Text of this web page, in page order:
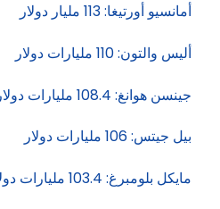
أمانسيو أورتيغا: 113 مليار دولار
أليس والتون: 110 مليارات دولار
جينسن هوانغ: 108.4 مليارات دولار
بيل جيتس: 106 مليارات دولار
مايكل بلومبرغ: 103.4 مليارات دولار